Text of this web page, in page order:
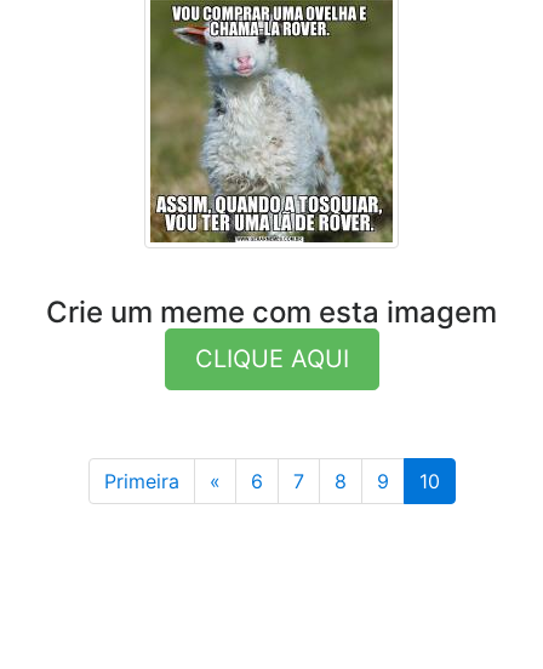
Crie um meme com esta imagem
CLIQUE AQUI
Primeira «Anterior
6 7 8 9 10